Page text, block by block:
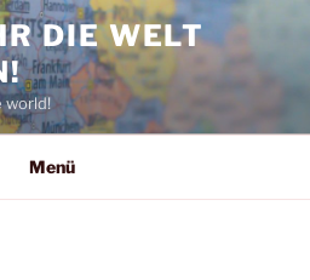
DIE WELT
world!
Menü